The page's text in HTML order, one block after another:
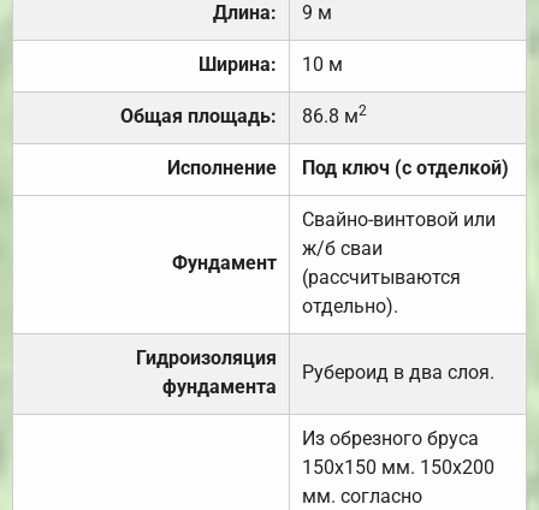
Длина: 9 м
Ширина: 10 м
Общая площадь: 86.8 м2
Исполнение Под ключ (с отделкой)
Фундамент
Свайно-винтовой или
ж/б сваи
(рассчитываются
отдельно).
Гидроизоляция
фундамента
Рубероид в два слоя.
Из обрезного бруса
150х150 мм. 150х200
мм. согласно